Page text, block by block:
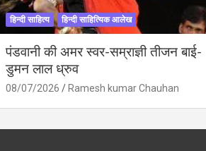
हिन्दी साहित्य हिन्दी साहित्यिक आलेख
पंडवानी की अमर स्वर-सम्राज्ञी तीजन बाई-
डुमन लाल ध्रुव
08/07/2026 Ramesh kumar Chauhan